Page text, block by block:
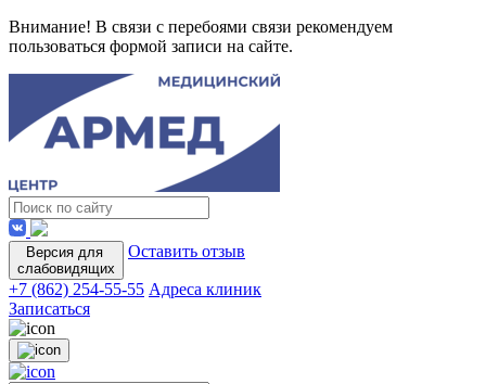
Внимание! В связи с перебоями связи рекомендуем
пользоваться формой записи на сайте.
Версия для
слабовидящих
Оставить отзыв
+7 (862) 254-55-55 Адреса клиник
Записаться